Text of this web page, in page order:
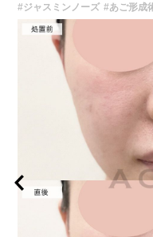
さい。
レスチレン 46,100円〜76,800
レスチレンリフト※横浜院限
ジュビダームビスタボルベラ
グロス注射 21,800円(税込)
オプション：表面麻酔 3,300
#ジャスミンノーズ #あご形成